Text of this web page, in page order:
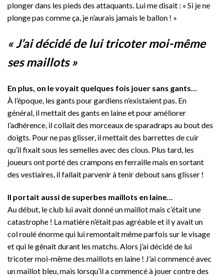
plonger dans les pieds des attaquants. Lui me disait : « Si je ne
plonge pas comme ça, je n’aurais jamais le ballon ! »
« J’ai décidé de lui tricoter moi-même
ses maillots »
En plus, on le voyait quelques fois jouer sans gants…
À l’époque, les gants pour gardiens n’existaient pas. En
général, il mettait des gants en laine et pour améliorer
l’adhérence, il collait des morceaux de sparadraps au bout des
doigts. Pour ne pas glisser, il mettait des barrettes de cuir
qu’il fixait sous les semelles avec des clous. Plus tard, les
joueurs ont porté des crampons en ferraille mais en sortant
des vestiaires, il fallait parvenir à tenir debout sans glisser !
Il portait aussi de superbes maillots en laine…
Au début, le club lui avait donné un maillot mais c’était une
catastrophe ! La matière n’était pas agréable et il y avait un
col roulé énorme qui lui remontait même parfois sur le visage
et qui le gênait durant les matchs. Alors j’ai décidé de lui
tricoter moi-même des maillots en laine ! J’ai commencé avec
un maillot bleu, mais lorsqu’il a commencé à jouer contre des